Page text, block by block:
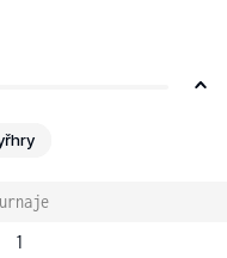
1